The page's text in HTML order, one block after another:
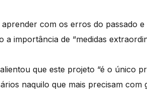
aprender com os erros do passado
a importância de “medidas
que este projeto “é o único
naquilo que mais precisam